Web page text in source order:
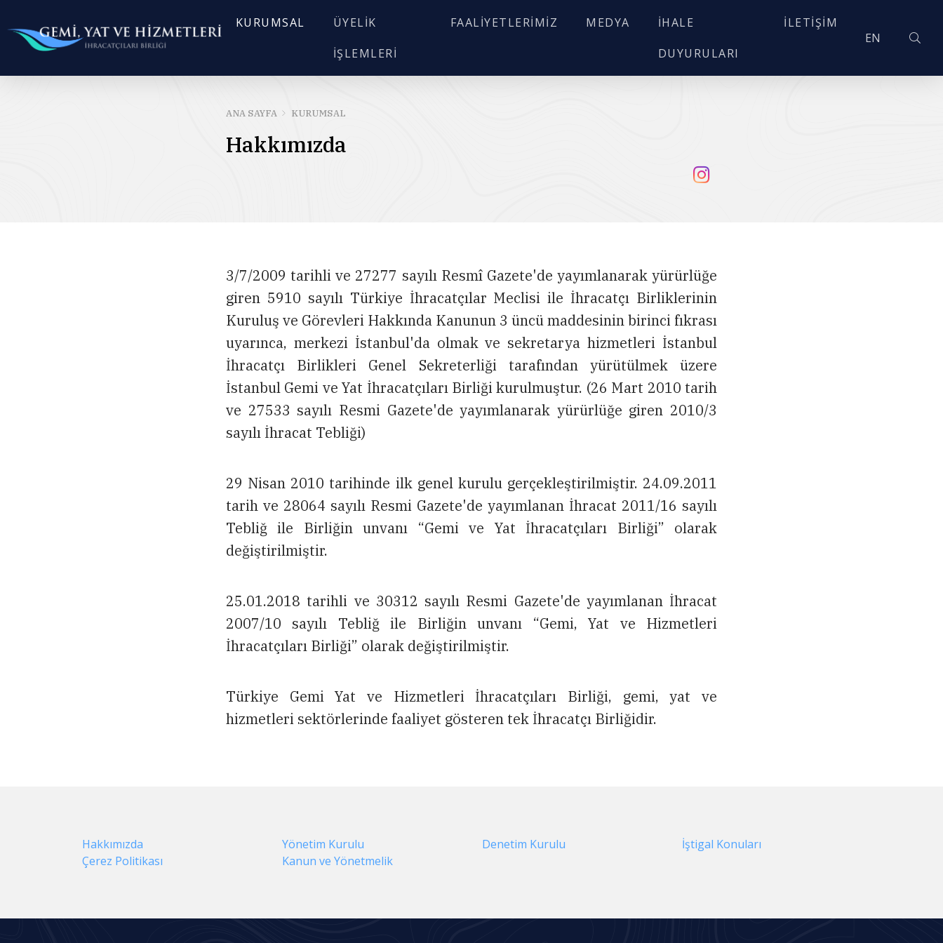
KURUMSAL
ÜYELIK
İŞLEMLERI
FAALIYETLERIMIZ MEDYA
İHALE
DUYURULARI
İLETIŞIM
EN
ANA SAYFA KURUMSAL
Hakkımızda
3/7/2009 tarihli ve 27277 sayılı Resmî Gazete'de yayımlanarak yürürlüğe
giren 5910 sayılı Türkiye İhracatçılar Meclisi ile İhracatçı Birliklerinin
Kuruluş ve Görevleri Hakkında Kanunun 3 üncü maddesinin birinci fıkrası
uyarınca, merkezi İstanbul'da olmak ve sekretarya hizmetleri İstanbul
İhracatçı Birlikleri Genel Sekreterliği tarafından yürütülmek üzere
İstanbul Gemi ve Yat İhracatçıları Birliği kurulmuştur. (26 Mart 2010 tarih
ve 27533 sayılı Resmi Gazete'de yayımlanarak yürürlüğe giren 2010/3
sayılı İhracat Tebliği)
29 Nisan 2010 tarihinde ilk genel kurulu gerçekleştirilmiştir. 24.09.2011
tarih ve 28064 sayılı Resmi Gazete'de yayımlanan İhracat 2011/16 sayılı
Tebliğ ile Birliğin unvanı “Gemi ve Yat İhracatçıları Birliği” olarak
değiştirilmiştir.
25.01.2018 tarihli ve 30312 sayılı Resmi Gazete'de yayımlanan İhracat
2007/10 sayılı Tebliğ ile Birliğin unvanı “Gemi, Yat ve Hizmetleri
İhracatçıları Birliği” olarak değiştirilmiştir.
Türkiye Gemi Yat ve Hizmetleri İhracatçıları Birliği, gemi, yat ve
hizmetleri sektörlerinde faaliyet gösteren tek İhracatçı Birliğidir.
Hakkımızda Yönetim Kurulu Denetim Kurulu
İştigal Konuları
Çerez Politikası
Kanun ve Yönetmelik